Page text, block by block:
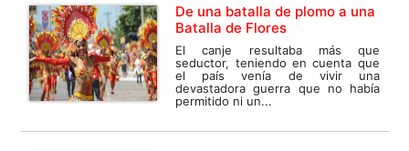
De una batalla de plomo a una
Batalla de Flores
El canje resultaba más que
seductor, teniendo en cuenta que
el país venía de vivir una
devastadora guerra que no había
permitido ni un...